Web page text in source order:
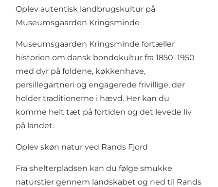
Oplev autentisk landbrugskultur på
Museumsgaarden Kringsminde
Museumsgaarden Kringsminde fortæller
historien om dansk bondekultur fra 1850–1950
med dyr på foldene, køkkenhave,
persillegartneri og engagerede frivillige, der
holder traditionerne i hævd. Her kan du
komme helt tæt på fortiden og det levede liv
på landet.
Oplev skøn natur ved Rands Fjord
Fra shelterpladsen kan du følge smukke
naturstier gennem landskabet og ned til Rands